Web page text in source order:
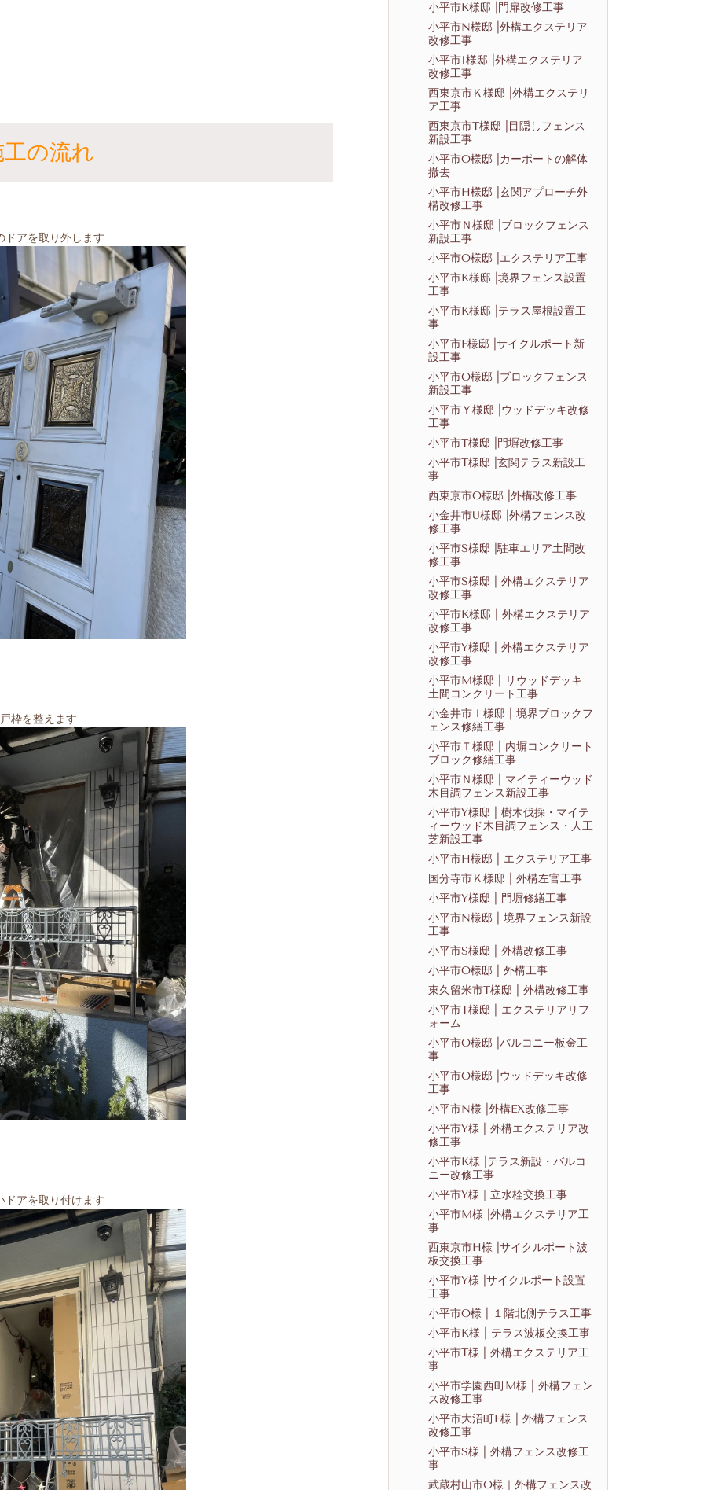
の流れ
ドアを取り外します
戸枠を整えます
ドアを取り付けます
小平市K様邸 |門扉改修工事
小平市N様邸 |外構エクステリア
改修工事
小平市I様邸 |外構エクステリア
改修工事
西東京市Ｋ様邸 |外構エクステリ
ア工事
西東京市T様邸 |目隠しフェンス
新設工事
小平市O様邸 |カーポートの解体
撤去
小平市H様邸 |玄関アプローチ外
構改修工事
小平市Ｎ様邸 |ブロックフェンス
新設工事
小平市O様邸 |エクステリア工事
小平市K様邸 |境界フェンス設置
工事
小平市K様邸 |テラス屋根設置工
事
小平市F様邸 |サイクルポート新
設工事
小平市O様邸 |ブロックフェンス
新設工事
小平市Ｙ様邸 |ウッドデッキ改修
工事
小平市T様邸 |門塀改修工事
小平市T様邸 |玄関テラス新設工
事
西東京市O様邸 |外構改修工事
小金井市U様邸 |外構フェンス改
修工事
小平市S様邸 |駐車エリア土間改
修工事
小平市S様邸 | 外構エクステリア
改修工事
小平市K様邸 | 外構エクステリア
改修工事
小平市Y様邸 | 外構エクステリア
改修工事
小平市M様邸 | リウッドデッキ
土間コンクリート工事
小金井市Ｉ様邸 | 境界ブロックフ
ェンス修繕工事
小平市Ｔ様邸 | 内塀コンクリート
ブロック修繕工事
小平市Ｎ様邸 | マイティーウッド
木目調フェンス新設工事
小平市Y様邸 | 樹木伐採・マイテ
ィーウッド木目調フェンス・人工
芝新設工事
小平市H様邸 | エクステリア工事
国分寺市Ｋ様邸 | 外構左官工事
小平市Y様邸 | 門塀修繕工事
小平市N様邸 | 境界フェンス新設
工事
小平市S様邸 | 外構改修工事
小平市O様邸 | 外構工事
東久留米市T様邸 | 外構改修工事
小平市T様邸 | エクステリアリフ
ォーム
小平市O様邸 |バルコニー板金工
事
小平市O様邸 |ウッドデッキ改修
工事
小平市N様 |外構EX改修工事
小平市Y様 | 外構エクステリア改
修工事
小平市K様 |テラス新設・バルコ
ニー改修工事
小平市Y様｜立水栓交換工事
小平市M様 |外構エクステリア工
事
西東京市H様 |サイクルポート波
板交換工事
小平市Y様 |サイクルポート設置
工事
小平市O様 | １階北側テラス工事
小平市K様 | テラス波板交換工事
小平市T様 | 外構エクステリア工
事
小平市学園西町M様 | 外構フェン
ス改修工事
小平市大沼町F様 | 外構フェンス
改修工事
小平市S様 | 外構フェンス改修工
事
武蔵村山市O様｜外構フェンス改